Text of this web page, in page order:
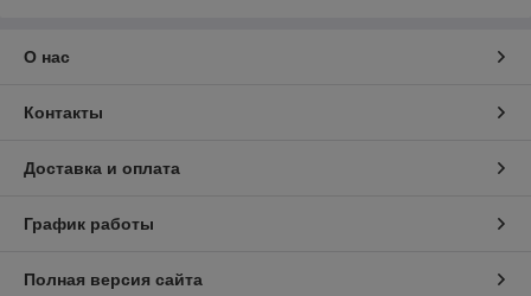
О нас
Контакты
Доставка и оплата
График работы
Полная версия сайта